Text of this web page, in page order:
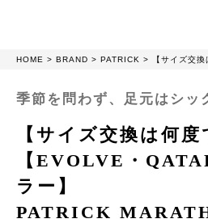
HOME BRAND PATRICK 【サイズ交
季節を問わず、足元はシッ
【サイズ交換は何度
【EVOLVE・
ラー】
PATRICK